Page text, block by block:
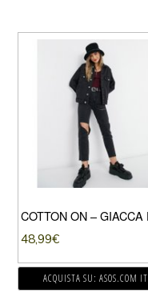
48,99€
ACQUISTA SU: ASOS.COM IT